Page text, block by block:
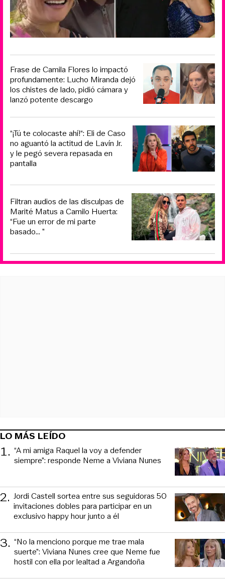
Frase de Camila Flores lo impactó
profundamente: Lucho Miranda dejó
los chistes de lado, pidió cámara y
lanzó potente descargo
“¡Tú te colocaste ahí!“: Eli de Caso
no aguantó la actitud de Lavín Jr.
y le pegó severa repasada en
pantalla
Filtran audios de las disculpas de
Marité Matus a Camilo Huerta:
“Fue un error de mi parte
basado... ”
LO MÁS LEÍDO
1. “A mi amiga Raquel la voy a defender
siempre”: responde Neme a Viviana Nunes
2. Jordi Castell sortea entre sus seguidoras 50
invitaciones dobles para participar en un
exclusivo happy hour junto a él
3. “No la menciono porque me trae mala
suerte”: Viviana Nunes cree que Neme fue
hostil con ella por lealtad a Argandoña